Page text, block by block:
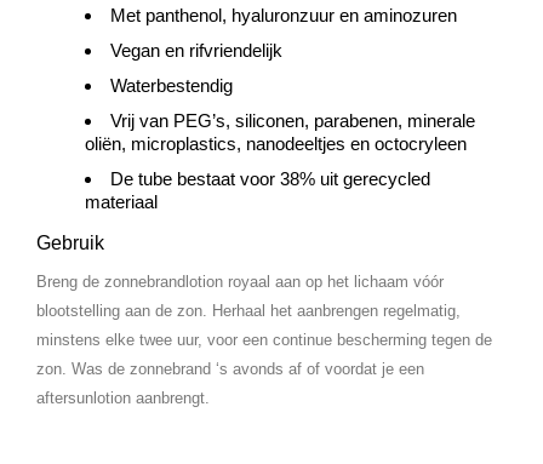
Met panthenol, hyaluronzuur en aminozuren
Vegan en rifvriendelijk
Waterbestendig
Vrij van PEG’s, siliconen, parabenen, minerale
oliën, microplastics, nanodeeltjes en octocryleen
De tube bestaat voor 38% uit gerecycled
materiaal
Gebruik
Breng de zonnebrandlotion royaal aan op het lichaam vóór
blootstelling aan de zon. Herhaal het aanbrengen regelmatig,
minstens elke twee uur, voor een continue bescherming tegen de
zon. Was de zonnebrand ‘s avonds af of voordat je een
aftersunlotion aanbrengt.